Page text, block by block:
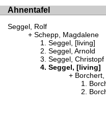
Ahnentafel
Seggel, Rolf
Schepp, Magdalene
Seggel, [living]
Seggel, Arnold
Seggel, Christopf
Seggel, [living]
Borchert,